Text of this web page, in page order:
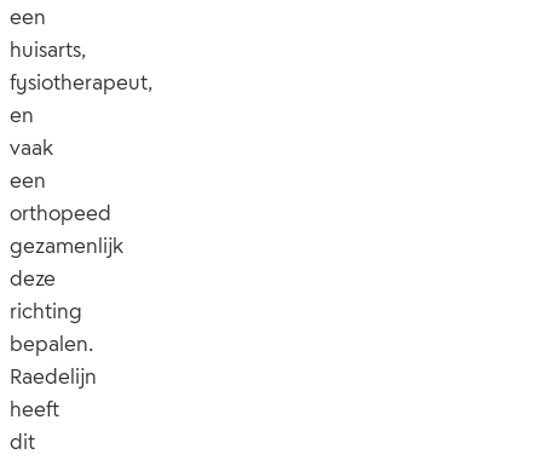
een
huisarts,
fysiotherapeut,
en
vaak
een
orthopeed
gezamenlijk
deze
richting
bepalen.
Raedelijn
heeft
dit